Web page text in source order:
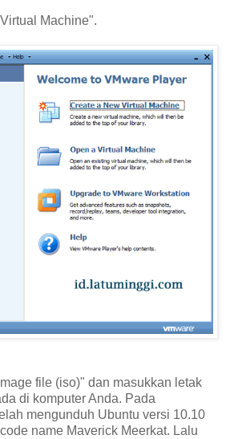
Machine".
file (iso)" dan masukkan letak
di komputer Anda. Pada
mengunduh Ubuntu versi 10.10
name Maverick Meerkat. Lalu